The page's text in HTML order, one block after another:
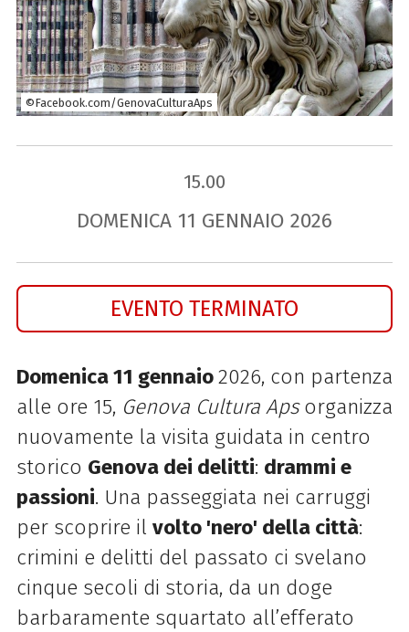
©Facebook.com/GenovaCulturaAps
15.00
DOMENICA 11 GENNAIO 2026
EVENTO TERMINATO
Domenica 11 gennaio2026, con partenza
alle ore 15, Genova Cultura Apsorganizza
nuovamente la visita guidata in centro
storico Genova dei delitti: drammi e
passioni. Una passeggiata nei carruggi
per scoprire il volto 'nero' della città:
crimini e delitti del passato ci svelano
cinque secoli di storia, da un doge
barbaramente squartato all’efferato